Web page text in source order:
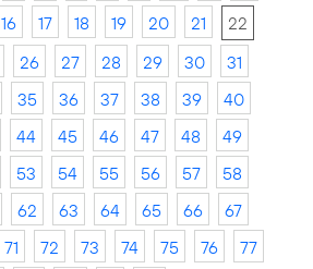
16 17 18 19 20 21
22
26 27 28 29 30
31
35 36 37 38 39
40
44 45 46 47 48
49
53 54 55 56 57
58
62 63 64 65 66
67
71 72 73 74 75 76
77